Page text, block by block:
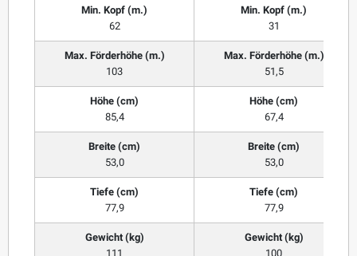
Min. Kopf (m.)
62
Min. Kopf (m.)
31
Max. Förderhöhe (m.)
103
Max. Förderhöhe (m.)
51,5
Höhe (cm)
85,4
Höhe (cm)
67,4
Breite (cm)
53,0
Breite (cm)
53,0
Tiefe (cm)
77,9
Tiefe (cm)
77,9
Gewicht (kg)
111
Gewicht (kg)
100